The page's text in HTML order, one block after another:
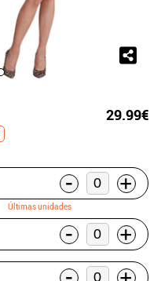
29.99€
- +
Últimas unidades
- +